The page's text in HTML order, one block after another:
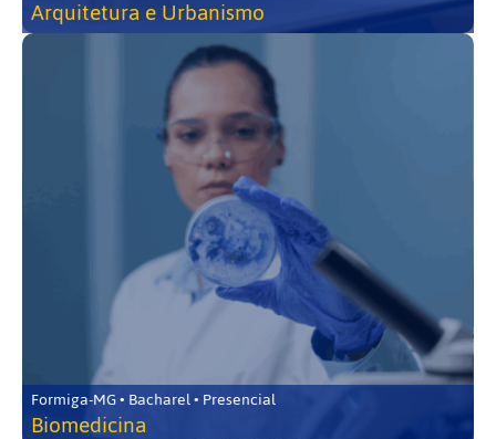
Arquitetura e Urbanismo
Formiga-MG • Bacharel • Presencial
Biomedicina